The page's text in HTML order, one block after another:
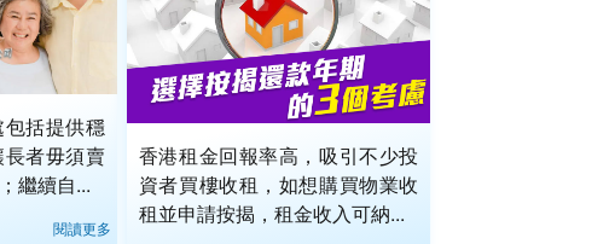
括提供穩
者毋須賣
繼續自...
閱讀更多
香港租金回報率高，吸引不少投
資者買樓收租，如想購買物業收
租並申請按揭，租金收入可納...